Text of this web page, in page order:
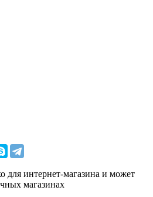
для интернет-магазина и может
магазинах